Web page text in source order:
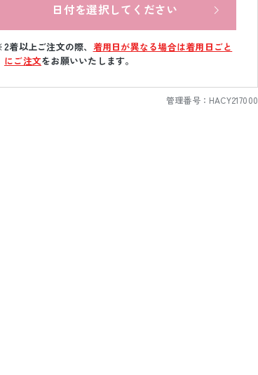
日付を選択してください
2着以上ご注文の際、 着用日が異なる場合は着用日ごと
にご注文をお願いいたします。
管理番号： HACY217000